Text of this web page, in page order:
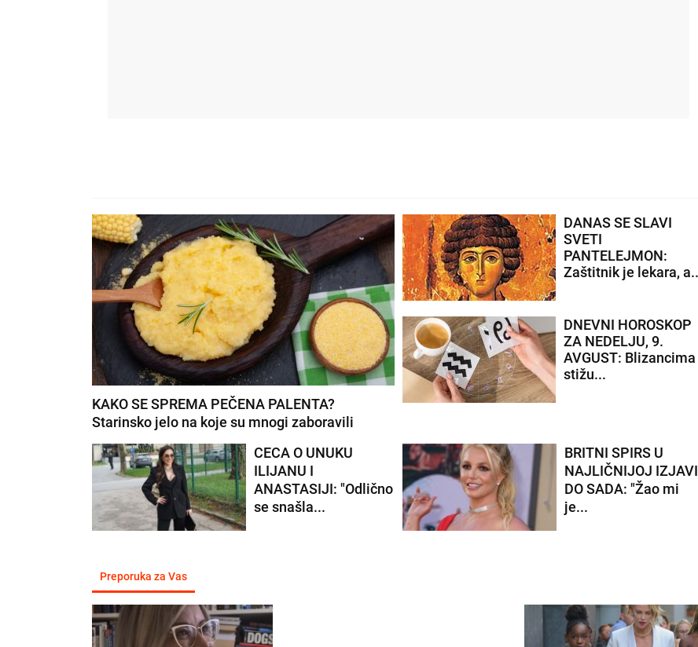
KAKO SE SPREMA PEČENA PALENTA?
Starinsko jelo na koje su mnogi zaboravili
DANAS SE SLAVI
SVETI
PANTELEJMON:
Zaštitnik je lekara,
DNEVNI HOROSKOP
ZA NEDELJU, 9.
AVGUST: Blizancima
stižu...
CECA O UNUKU
ILIJANU I
ANASTASIJI: "Odlično
se snašla...
BRITNI SPIRS U
NAJLIČNIJOJ IZJAVI
DO SADA: "Žao mi
je...
Preporuka za Vas